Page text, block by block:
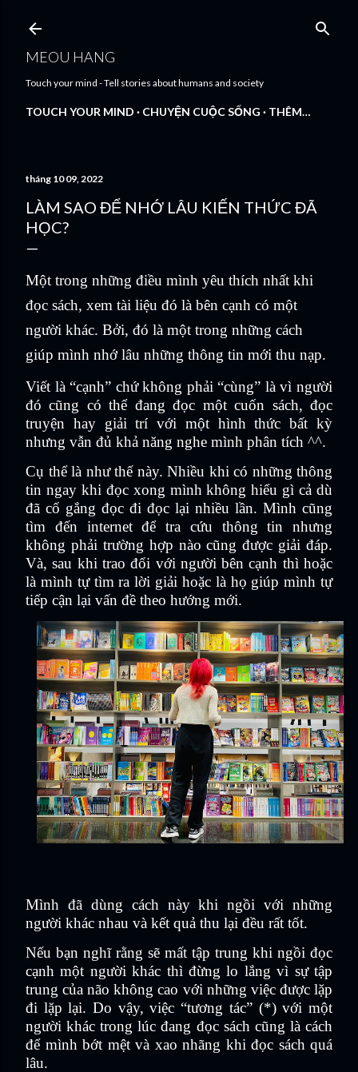
MEOU HANG
Touch your mind - Tell stories about humans and society
TOUCH YOUR MIND CHUYỆN CUỘC SỐNG THÊM…
tháng 10 09, 2022
LÀM SAO ĐỂ NHỚ LÂU KIẾN THỨC ĐÃ
HỌC?
Một trong những điều mình yêu thích nhất khi
đọc sách, xem tài liệu đó là bên cạnh có một
người khác. Bởi, đó là một trong những cách
giúp mình nhớ lâu những thông tin mới thu nạp.
Viết là “cạnh” chứ không phải “cùng” là vì người
đó cũng có thể đang đọc một cuốn sách, đọc
truyện hay giải trí với một hình thức bất kỳ
nhưng vẫn đủ khả năng nghe mình phân tích ^^.
Cụ thể là như thế này. Nhiều khi có những thông
tin ngay khi đọc xong mình không hiểu gì cả dù
đã cố gắng đọc đi đọc lại nhiều lần. Mình cũng
tìm đến internet để tra cứu thông tin nhưng
không phải trường hợp nào cũng được giải đáp.
Và, sau khi trao đổi với người bên cạnh thì hoặc
là mình tự tìm ra lời giải hoặc là họ giúp mình tự
tiếp cận lại vấn đề theo hướng mới.
Mình đã dùng cách này khi ngồi với những
người khác nhau và kết quả thu lại đều rất tốt.
Nếu bạn nghĩ rằng sẽ mất tập trung khi ngồi đọc
cạnh một người khác thì đừng lo lắng vì sự tập
trung của não không cao với những việc được lặp
đi lặp lại. Do vậy, việc “tương tác” (*) với một
người khác trong lúc đang đọc sách cũng là cách
để mình bớt mệt và xao nhãng khi đọc sách quá
lâu.